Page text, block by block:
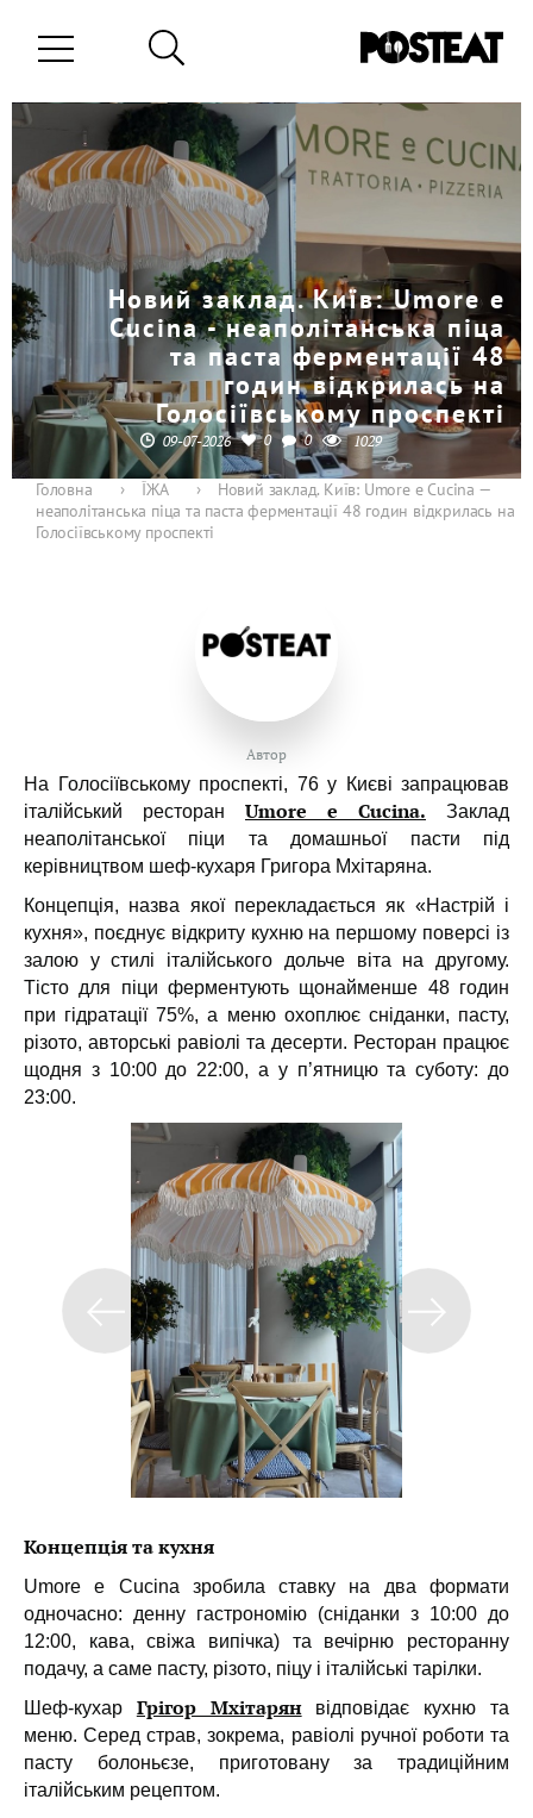
Новий заклад. Київ: Umore e
Cucina - неаполітанська піца
та паста ферментації 48
годин відкрилась на
Голосіївському проспекті
09-07-2026 0 0 1029
Головна › ЇЖА ›
Новий заклад. Київ: Umore e Cucina —
неаполітанська піца та паста ферментації 48 годин відкрилась на
Голосіївському проспекті
Автор
На Голосіївському проспекті, 76 у Києві запрацював
італійський ресторан Umore e Cucina. Заклад
неаполітанської піци та домашньої пасти під
керівництвом шеф-кухаря Григора Мхітаряна.
Концепція, назва якої перекладається як «Настрій і
кухня», поєднує відкриту кухню на першому поверсі із
залою у стилі італійського дольче віта на другому.
Тісто для піци ферментують щонайменше 48 годин
при гідратації 75%, а меню охоплює сніданки, пасту,
різото, авторські равіолі та десерти. Ресторан працює
щодня з 10:00 до 22:00, а у п’ятницю та суботу: до
23:00.
Концепція та кухня
Umore e Cucina зробила ставку на два формати
одночасно: денну гастрономію (сніданки з 10:00 до
12:00, кава, свіжа випічка) та вечірню ресторанну
подачу, а саме пасту, різото, піцу і італійські тарілки.
Шеф-кухар Грігор Мхітарянвідповідає кухню та
меню. Серед страв, зокрема, равіолі ручної роботи та
пасту болоньєзе, приготовану за традиційним
італійським рецептом.